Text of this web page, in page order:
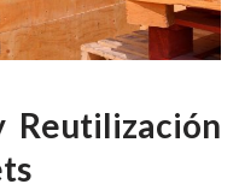
Reutilización